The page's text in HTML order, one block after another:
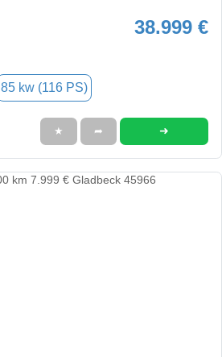
38.999 €
85 kw (116 PS)
★ ➦ ➜